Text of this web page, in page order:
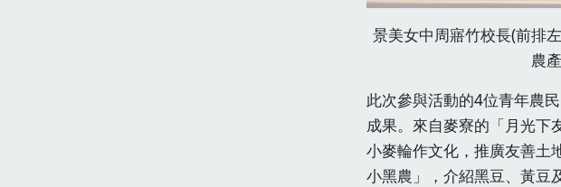
景美女中周寤竹校長(前排
農
此次參與活動的4位青年農
成果。來自麥寮的「月光下
小麥輪作文化，推廣友善土
小黑農」，介紹黑豆、黃豆